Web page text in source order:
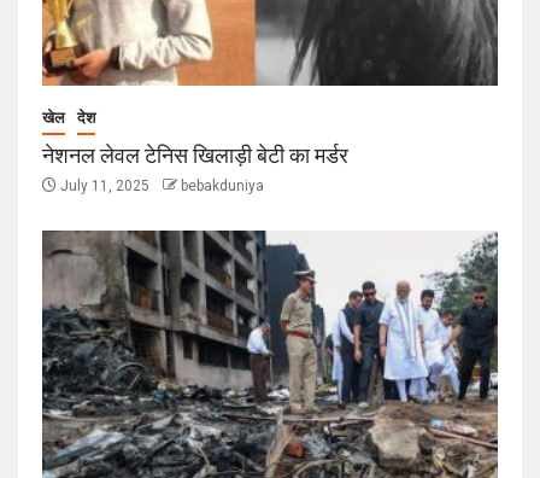
खेल देश
नेशनल लेवल टेनिस खिलाड़ी बेटी का मर्डर
July 11, 2025 bebakduniya